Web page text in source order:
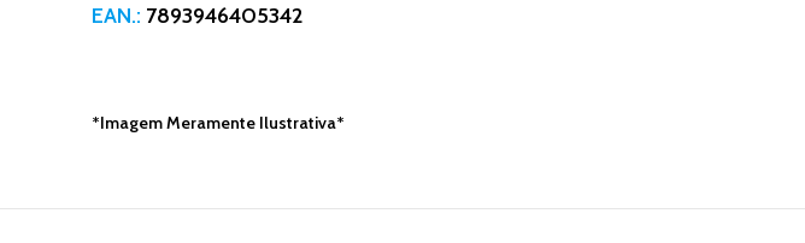
EAN.: 7893946405342
*Imagem Meramente Ilustrativa*